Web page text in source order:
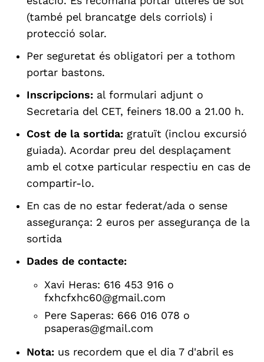
(també pel brancatge dels corriols) i
protecció solar.
Per seguretat és obligatori per a tothom
portar bastons.
Inscripcions: al formulari adjunt o
Secretaria del CET, feiners 18.00 a 21.00 h.
Cost de la sortida: gratuït (inclou excursió
guiada). Acordar preu del desplaçament
amb el cotxe particular respectiu en cas de
compartir-lo.
En cas de no estar federat/ada o sense
assegurança: 2 euros per assegurança de la
sortida
Dades de contacte:
Xavi Heras: 616 453 916 o
fxhcfxhc60@gmail.com
Pere Saperas: 666 016 078 o
psaperas@gmail.com
Nota: us recordem que el dia 7 d'abril es